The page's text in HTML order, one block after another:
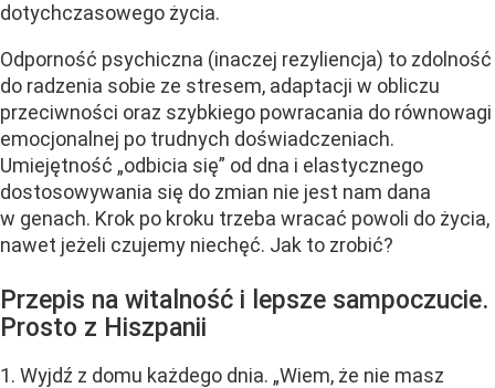
dotychczasowego życia.
Odporność psychiczna (inaczej rezyliencja) to zdolność
do radzenia sobie ze stresem, adaptacji w obliczu
przeciwności oraz szybkiego powracania do równowagi
emocjonalnej po trudnych doświadczeniach.
Umiejętność „odbicia się” od dna i elastycznego
dostosowywania się do zmian nie jest nam dana
w genach. Krok po kroku trzeba wracać powoli do życia,
nawet jeżeli czujemy niechęć. Jak to zrobić?
Przepis na witalność i lepsze sampoczucie.
Prosto z Hiszpanii
1. Wyjdź z domu każdego dnia. „Wiem, że nie masz